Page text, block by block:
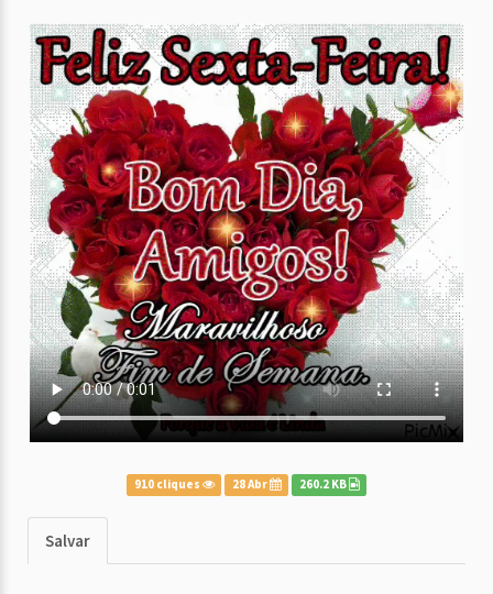
910 cliques 28 Abr 260.2 KB
Salvar